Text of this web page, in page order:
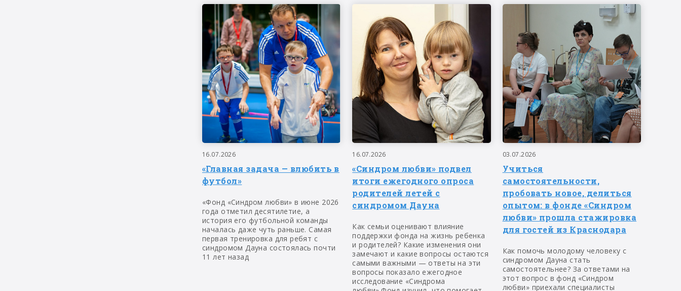
16.07.2026
«Главная задача — влюбить в
футбол»
«Фонд «Синдром любви» в июне 2026
года отметил десятилетие, а
история его футбольной команды
началась даже чуть раньше. Самая
первая тренировка для ребят с
синдромом Дауна состоялась почти
11 лет назад
16.07.2026
«Синдром любви» подвел
итоги ежегодного опроса
родителей летей с
синдромом Дауна
Как семьи оценивают влияние
поддержки фонда на жизнь ребенка
и родителей? Какие изменения они
замечают и какие вопросы остаются
самыми важными — ответы на эти
вопросы показало ежегодное
исследование «Синдрома
03.07.2026
Учиться
самостоятельности,
пробовать новое, делиться
опытом: в фонде «Синдром
любви» прошла стажировка
для гостей из Краснодара
Как помочь молодому человеку с
синдромом Дауна стать
самостоятельнее? За ответами на
этот вопрос в фонд «Синдром
любви» приехали специалисты